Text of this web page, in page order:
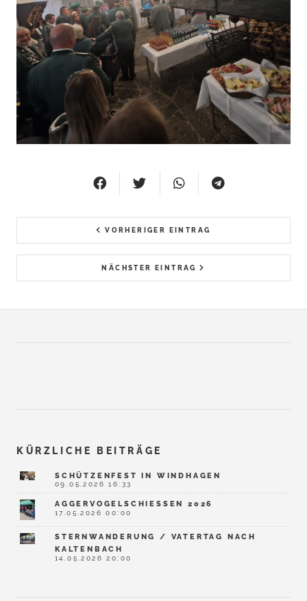
VORHERIGER EINTRAG
NÄCHSTER EINTRAG
KÜRZLICHE BEITRÄGE
SCHÜTZENFEST IN WINDHAGEN
09.05.2026 16:33
AGGERVOGELSCHIESSEN 2026
17.05.2026 00:00
STERNWANDERUNG / VATERTAG NACH
KALTENBACH
14.05.2026 20:00